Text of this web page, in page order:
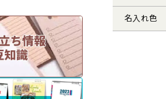
名入れ色